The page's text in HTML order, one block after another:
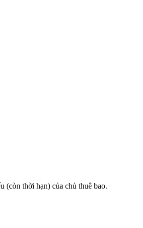
thời hạn) của chủ thuê bao.